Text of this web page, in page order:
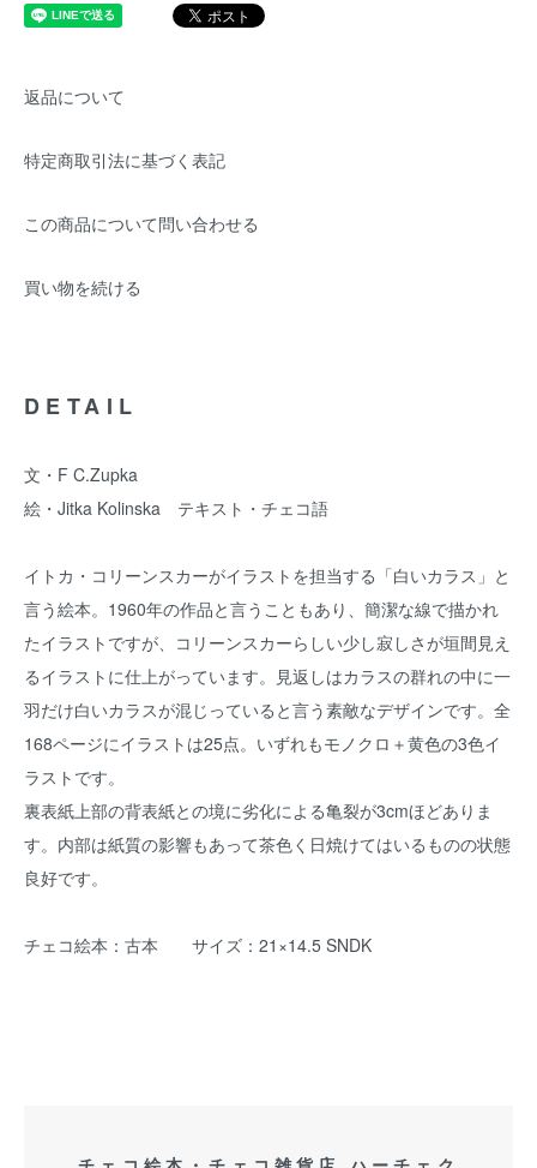
返品について
特定商取引法に基づく表記
この商品について問い合わせる
買い物を続ける
DETAIL
文・F C.Zupka
絵・Jitka Kolinska テキスト・チェコ語
イトカ・コリーンスカーがイラストを担当する「白いカラス」と
言う絵本。1960年の作品と言うこともあり、簡潔な線で描かれ
たイラストですが、コリーンスカーらしい少し寂しさが垣間見え
るイラストに仕上がっています。見返しはカラスの群れの中に一
羽だけ白いカラスが混じっていると言う素敵なデザインです。全
168ページにイラストは25点。いずれもモノクロ＋黄色の3色イ
ラストです。
裏表紙上部の背表紙との境に劣化による亀裂が3cmほどありま
す。内部は紙質の影響もあって茶色く日焼けてはいるものの状態
良好です。
チェコ絵本：古本 サイズ：21×14.5 SNDK